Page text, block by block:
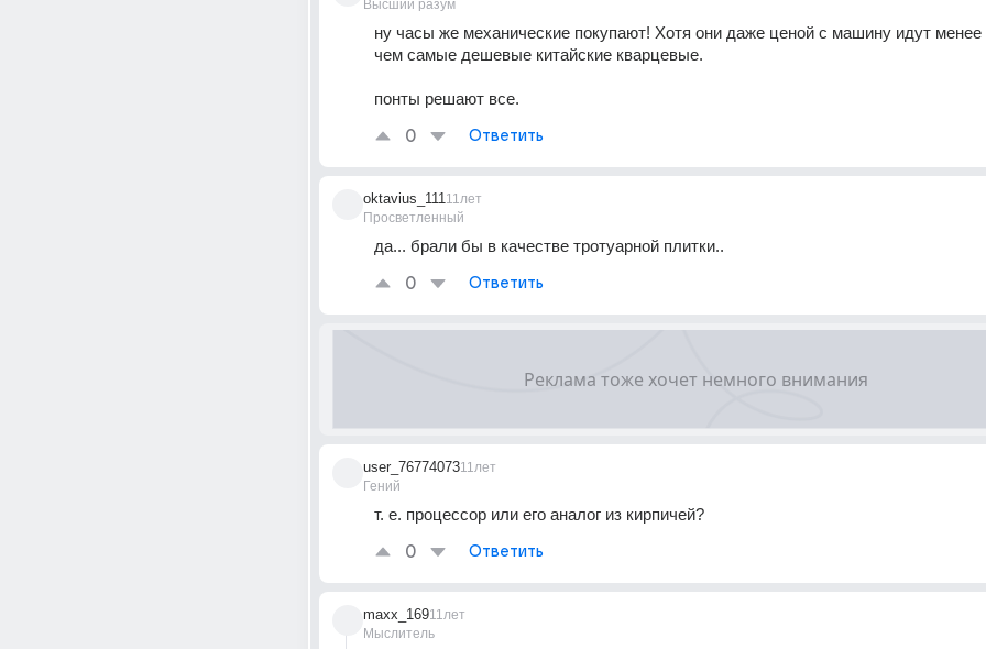
Высший разум
ну часы же механические покупают! Хотя они даже ценой с машину идут менее
чем самые дешевые китайские кварцевые.
понты решают все.
0 Ответить
oktavius_111
Просветленный
11лет
да... брали бы в качестве тротуарной плитки..
0 Ответить
user_76774073
Гений
11лет
т. е. процессор или его аналог из кирпичей?
0 Ответить
maxx_169
Мыслитель
11лет